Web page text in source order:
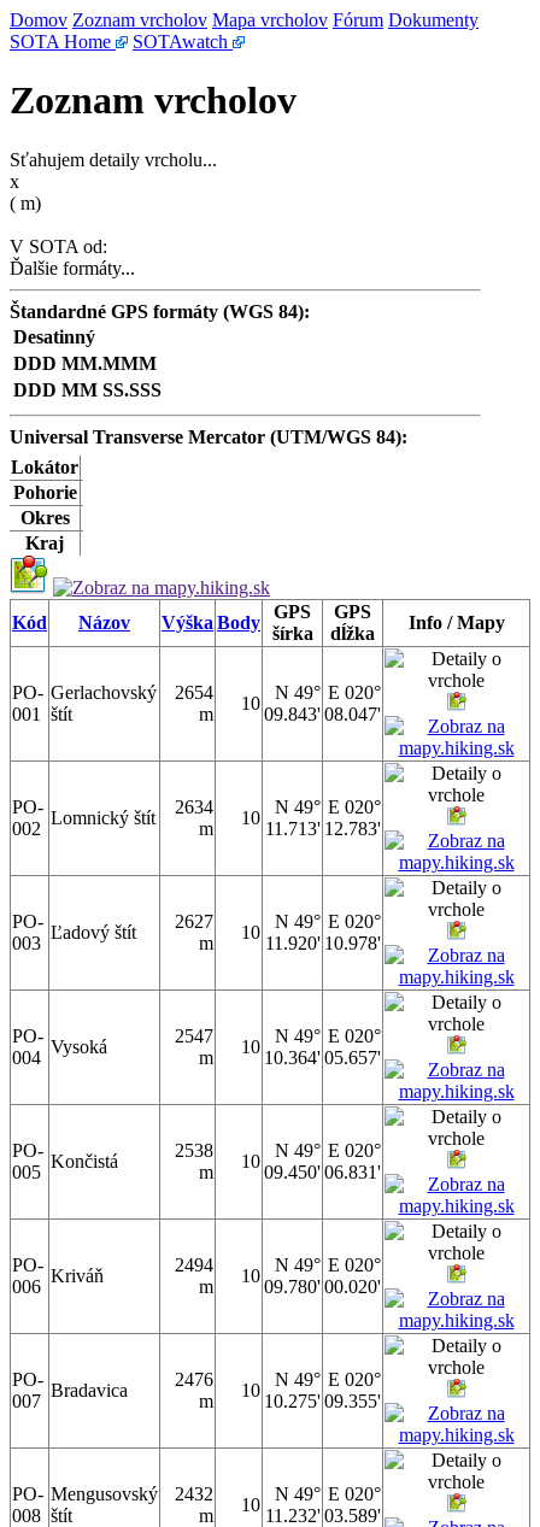
Domov Zoznam vrcholov Mapa vrcholov Fórum Dokumenty
SOTA Home
SOTAwatch
Zoznam vrcholov
Sťahujem detaily vrcholu...
x
( m)
V SOTA od:
Ďalšie formáty...
Štandardné GPS formáty (WGS 84):
Desatinný
DDD MM.MMM
DDD MM SS.SSS
Universal Transverse Mercator (UTM/WGS 84):
Lokátor
Pohorie
Okres
Kraj
Kód Názov Výška Body
GPS
šírka
GPS
dĺžka
Info / Mapy
PO-
001
Gerlachovský
štít
2654
m
10
N 49°
09.843'
E 020°
08.047'
PO-
002
Lomnický štít
2634
m
10
N 49°
11.713'
E 020°
12.783'
PO-
003
Ľadový štít
2627
m
10
N 49°
11.920'
E 020°
10.978'
PO-
004
Vysoká
2547
m
10
N 49°
10.364'
E 020°
05.657'
PO-
005
Končistá
2538
m
10
N 49°
09.450'
E 020°
06.831'
PO-
006
Kriváň
2494
m
10
N 49°
09.780'
E 020°
00.020'
PO-
007
Bradavica
2476
m
10
N 49°
10.275'
E 020°
09.355'
PO-
008
Mengusovský
štít
2432
m
10
N 49°
11.232'
E 020°
03.589'